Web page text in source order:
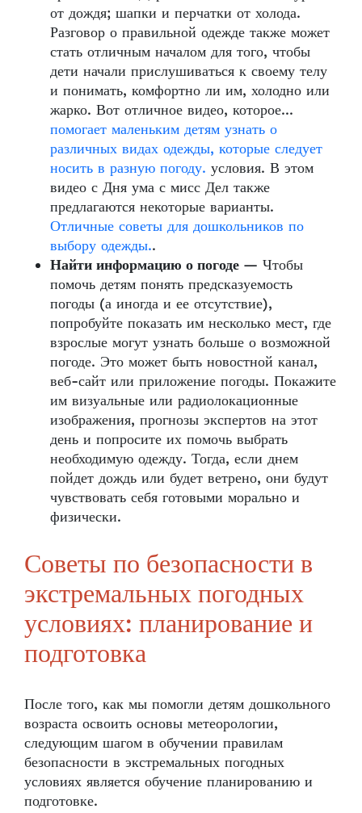
от дождя; шапки и перчатки от холода.
Разговор о правильной одежде также может
стать отличным началом для того, чтобы
дети начали прислушиваться к своему телу
и понимать, комфортно ли им, холодно или
жарко. Вот отличное видео, которое...
помогает маленьким детям узнать о
различных видах одежды, которые следует
носить в разную погоду. условия. В этом
видео с Дня ума с мисс Дел также
предлагаются некоторые варианты.
Отличные советы для дошкольников по
выбору одежды..
Найти информацию о погоде — Чтобы
помочь детям понять предсказуемость
погоды (а иногда и ее отсутствие),
попробуйте показать им несколько мест, где
взрослые могут узнать больше о возможной
погоде. Это может быть новостной канал,
веб-сайт или приложение погоды. Покажите
им визуальные или радиолокационные
изображения, прогнозы экспертов на этот
день и попросите их помочь выбрать
необходимую одежду. Тогда, если днем
пойдет дождь или будет ветрено, они будут
чувствовать себя готовыми морально и
физически.
Советы по безопасности в
экстремальных погодных
условиях: планирование и
подготовка
После того, как мы помогли детям дошкольного
возраста освоить основы метеорологии,
следующим шагом в обучении правилам
безопасности в экстремальных погодных
условиях является обучение планированию и
подготовке.